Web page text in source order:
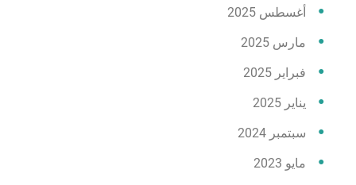
أغسطس 2025
مارس 2025
فبراير 2025
يناير 2025
سبتمبر 2024
مايو 2023